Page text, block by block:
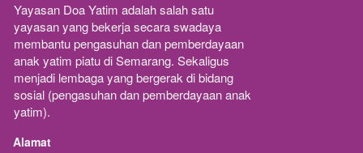
Yayasan Doa Yatim adalah salah satu
yayasan yang bekerja secara swadaya
membantu pengasuhan dan pemberdayaan
anak yatim piatu di Semarang. Sekaligus
menjadi lembaga yang bergerak di bidang
sosial (pengasuhan dan pemberdayaan anak
yatim).
Alamat